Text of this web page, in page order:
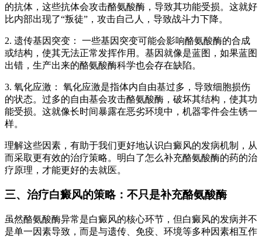
的抗体，这些抗体会攻击酪氨酸酶，导致其功能受损。这就好
比内部出现了“叛徒”，攻击自己人，导致战斗力下降。
2. 遗传基因突变： 一些基因突变可能会影响酪氨酸酶的合成
或结构，使其无法正常发挥作用。基因就像是蓝图，如果蓝图
出错，生产出来的酪氨酸酶科学也会存在缺陷。
3. 氧化应激： 氧化应激是指体内自由基过多，导致细胞损伤
的状态。过多的自由基会攻击酪氨酸酶，破坏其结构，使其功
能受损。这就像长时间暴露在恶劣环境中，机器零件会生锈一
样。
理解这些因素，有助于我们更好地认识白癜风的发病机制，从
而采取更有效的治疗策略。明白了怎么补充酪氨酸酶的药的治
疗原理，才能更好的去就医。
三、治疗白癜风的策略：不只是补充酪氨酸酶
虽然酪氨酸酶异常是白癜风的核心环节，但白癜风的发病并不
是单一因素导致，而是与遗传、免疫、环境等多种因素相互作